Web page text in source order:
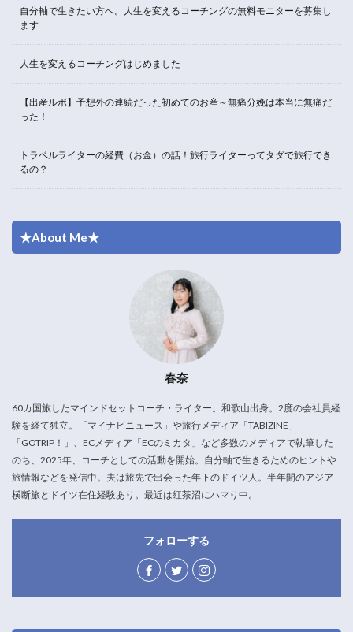
自分軸で生きたい方へ。人生を変えるコーチングの無料モニターを募集し
ます
人生を変えるコーチングはじめました
【出産ルポ】予想外の連続だった初めてのお産～無痛分娩は本当に無痛だ
った！
トラベルライターの経費（お金）の話！旅行ライターってタダで旅行でき
るの？
★About Me★
春奈
60カ国旅したマインドセットコーチ・ライター。和歌山出身。2度の会社員経
験を経て独立。「マイナビニュース」や旅行メディア「TABIZINE」
「GOTRIP！」、ECメディア「ECのミカタ」など多数のメディアで執筆した
のち、2025年、コーチとしての活動を開始。自分軸で生きるためのヒントや
旅情報などを発信中。夫は旅先で出会った年下のドイツ人。半年間のアジア
横断旅とドイツ在住経験あり。最近は紅茶沼にハマり中。
フォローする